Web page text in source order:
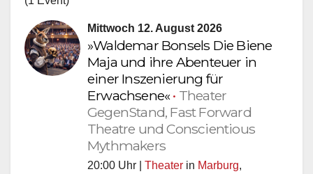
Mittwoch 12. August 2026
»Waldemar Bonsels Die Biene
Maja und ihre Abenteuer in
einer Inszenierung für
Erwachsene«• Theater
GegenStand, Fast Forward
Theatre und Conscientious
Mythmakers
20:00 Uhr | Theater in Marburg,